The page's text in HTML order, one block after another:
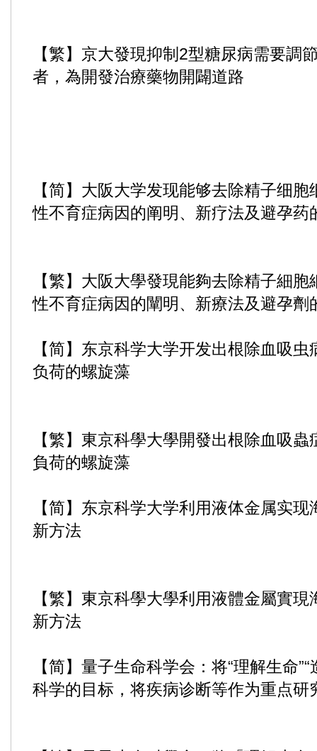
【繁】京大發現抑制2型糖尿病需要調
者，為開發治療藥物開闢道路
【简】大阪大学发现能够去除精子细
性不育症病因的阐明、新疗法及避孕药
【繁】大阪大學發現能夠去除精子細
性不育症病因的闡明、新療法及避孕劑
【简】东京科学大学开发出根除血吸
负荷的螺旋藻
【繁】東京科學大學開發出根除血吸
負荷的螺旋藻
【简】东京科学大学利用液体金属实
新方法
【繁】東京科學大學利用液體金屬實
新方法
【简】量子生命科学会：将“理解生命
科学的目标，将疾病诊断等作为重点研